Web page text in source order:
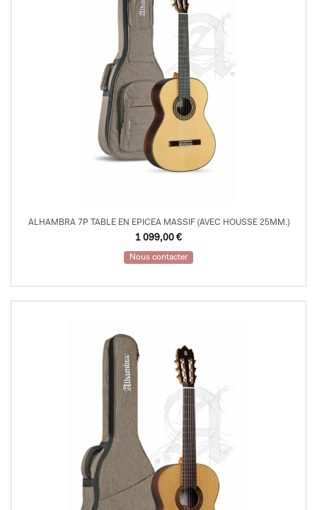
ALHAMBRA 7P TABLE EN EPICEA MASSIF (AVEC HOUSSE 25MM.)
1 099,00 €
Nous contacter